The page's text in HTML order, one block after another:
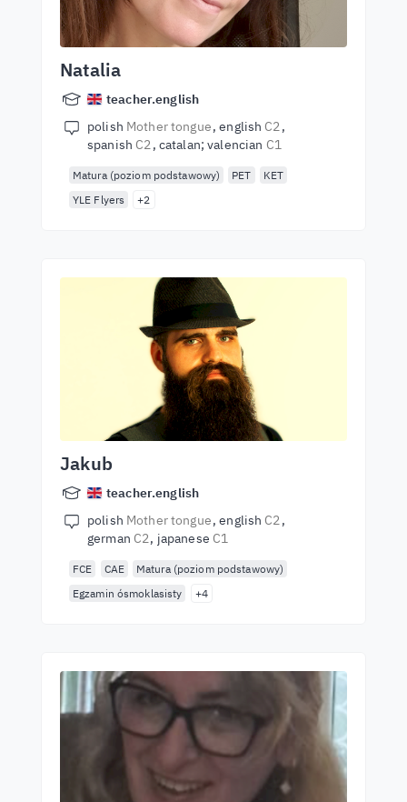
Natalia
teacher.english
polish Mother tongue english C2
spanish C2 catalan; valencian C1
Matura (poziom podstawowy) PET
KET
YLE Flyers
+2
Jakub
teacher.english
polish Mother tongue english C2
german C2 japanese C1
FCE CAE
Matura (poziom podstawowy)
Egzamin ósmoklasisty
+4